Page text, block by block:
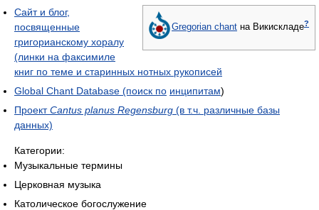
Gregorian chant на Викискладе?
Сайт и блог,
посвященные
григорианскому хоралу
(линки на факсимиле
книг по теме и старинных нотных рукописей
Global Chant Database (поиск по инципитам)
ПроектCantus planus Regensburg (в т.ч. различные базы
данных)
Категории:
Музыкальные термины
Церковная музыка
Католическое богослужение